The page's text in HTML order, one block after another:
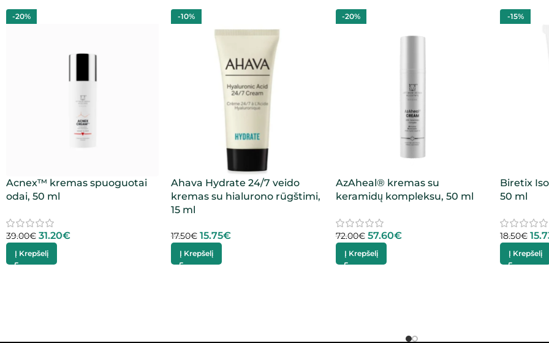
-20%
Acnex™ kremas spuoguotai
odai, 50 ml
39.00€ 31.20€
Į Krepšelį
-10%
Ahava Hydrate 24/7 veido
kremas su hialurono rūgštimi,
15 ml
17.50€ 15.75€
Į Krepšelį
-20%
AzAheal® kremas su
keramidų kompleksu, 50 ml
72.00€ 57.60€
Į Krepšelį
-15%
Biretix
50 ml
18.50€
Į Krepšelį